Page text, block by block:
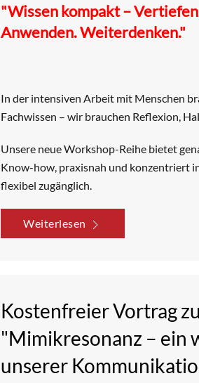
"Wissen kompakt –
Anwenden. Weiterdenken."
In der intensiven Arbeit mit Menschen
Fachwissen – wir brauchen Reflexion,
Unsere neue Workshop-Reihe bietet
Know-how, praxisnah und konzentriert
flexibel zugänglich.
Weiterlesen
Kostenfreier Vortrag
"Mimikresonanz – ein
unserer